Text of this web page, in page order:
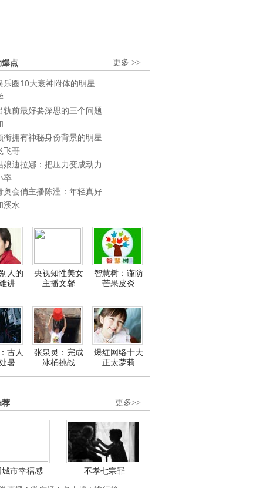
更多 >>
爆点
乐圈10大衰神附体的明星
轨前最好要深思的三个问题
衔拥有神秘身份背景的明星
飞哥
娘迪拉娜：把压力变成动力
卒
奥会俏主播陈滢：年轻真好
溪水
人的
讲
央视知性美女
主播文馨
智慧树：谨防
芒果皮炎
古人
暑
张泉灵：完成
冰桶挑战
爆红网络十大
正太萝莉
更多>>
荐
城市幸福感
不孝七宗罪